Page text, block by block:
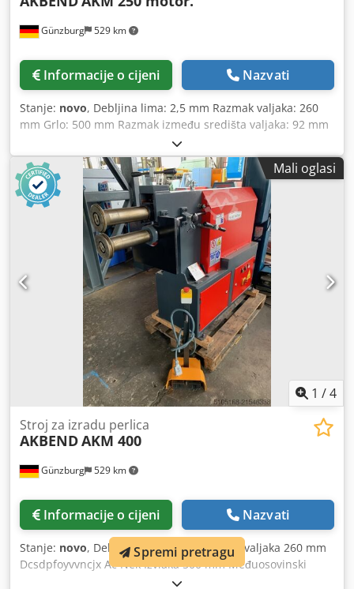
Günzburg 529 km
Informacije o cijeni Nazvati
Stanje: novo, Debljina lima: 2,5 mm Razmak valjaka: 260
mm Grlo: 500 mm Razmak između središta valjaka: 92 mm
Prijem: 35 mm Brzina: 3,5 m/min Ukupna potrebna snaga:
1,5 kW Težina stroja cca 295 kg Dimenzije cca
1200x700x1200 mm Djdpfjyvvq Rsx Ac Njck Oprema: -
Motorizirana stroj za uvlačenje žljebova - 3 seta profilnih
valjaka - Nožna pedala
Mali oglasi
1 /4
Günzburg 529 km
Stroj za izradu perlica
AKBENDAKM 400
Informacije o cijeni Nazvati
Stanje: novo, Debljina lima 4 mm Razmak valjaka 260 mm
Dcsdpfoyvvncjx Ac Nek Izvlaka 500 mm Međuosovinski
razmak valjaka 132 mm Prihvat 40 mm Brzina 5 m/min
Spremi pretragu